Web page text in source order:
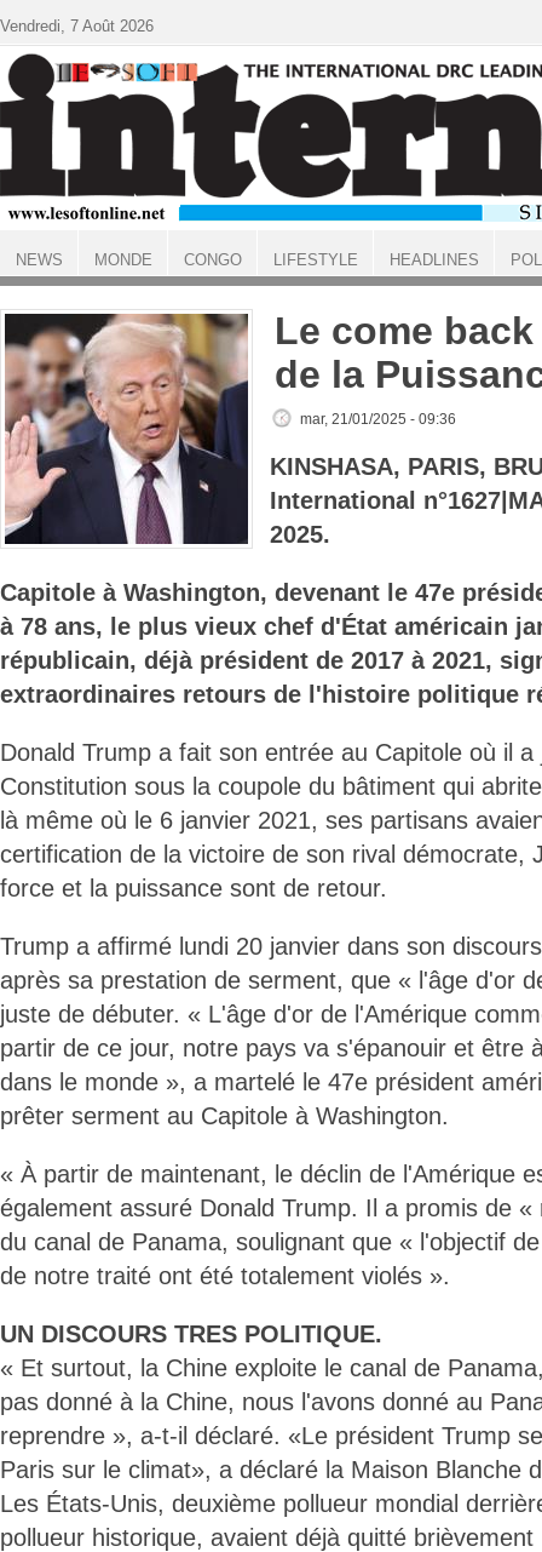
ACCUEIL
Le come
de la
mar, 21/01/2025 - 09:36
KINSHASA, PARIS,
International
2025.
Capitole à Washington, devenant le 47e
à 78 ans, le plus vieux chef d'État américain
républicain, déjà président de 2017 à 2021,
extraordinaires retours de l'histoire politique
Donald Trump a fait son entrée au Capitole où il
Constitution sous la coupole du bâtiment qui
là même où le 6 janvier 2021, ses partisans
certification de la victoire de son rival démocrate,
force et la puissance sont de retour.
Trump a affirmé lundi 20 janvier dans son
après sa prestation de serment, que « l'âge d'or
juste de débuter. « L'âge d'or de l'Amérique
partir de ce jour, notre pays va s'épanouir et être
dans le monde », a martelé le 47e président
prêter serment au Capitole à Washington.
« À partir de maintenant, le déclin de l'Amérique
également assuré Donald Trump. Il a promis de
du canal de Panama, soulignant que « l'objectif
de notre traité ont été totalement violés ».
UN DISCOURS TRES POLITIQUE.
« Et surtout, la Chine exploite le canal de
pas donné à la Chine, nous l'avons donné au
reprendre », a-t-il déclaré. «Le président Trump
Paris sur le climat», a déclaré la Maison Blanche
Les États-Unis, deuxième pollueur mondial
pollueur historique, avaient déjà quitté
Vendredi, 7 Août 2026
NEWS MONDE CONGO LIFESTYLE HEADLINES